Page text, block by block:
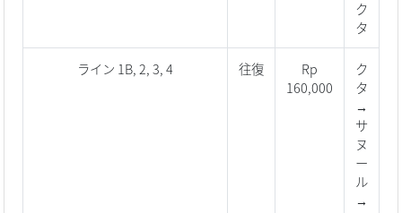
ク
タ
ライン 1B, 2, 3, 4 往復
Rp
160,000
ク
タ
→
サ
ヌ
ー
ル
→